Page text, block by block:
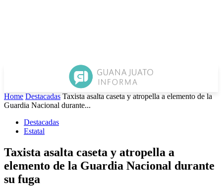
Home Destacadas Taxista asalta caseta y atropella a elemento de la
Guardia Nacional durante...
Destacadas
Estatal
Taxista asalta caseta y atropella a
elemento de la Guardia Nacional durante
su fuga